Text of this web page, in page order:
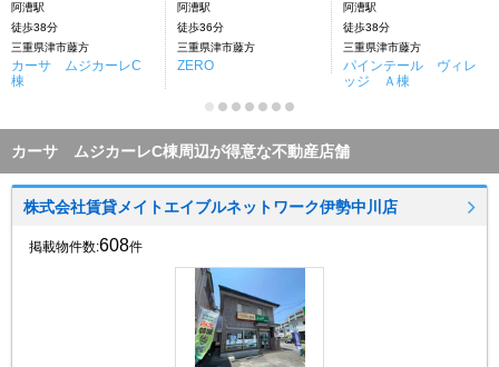
阿漕駅
徒歩38分
三重県津市藤方
カーサ ムジカーレC
棟
阿漕駅
徒歩36分
三重県津市藤方
ZERO
阿漕駅
徒歩38分
三重県津市藤方
パインテール ヴィレ
ッジ Ａ棟
カーサ ムジカーレC棟周辺が得意な不動産店舗
株式会社賃貸メイトエイブルネットワーク伊勢中川店
掲載物件数:608件